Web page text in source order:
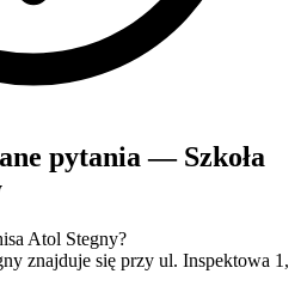
pytania — Szkoła
Atol Stegny?
znajduje się przy ul. Inspektowa 1,